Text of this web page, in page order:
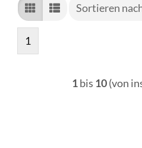
Sortieren
Sortieren
1
1bis 10(von